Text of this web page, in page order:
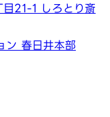
21-1 しろとり斎
ン 春日井本部